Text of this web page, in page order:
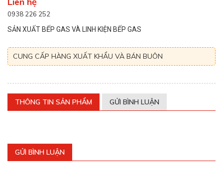
0938 226 252
SẢN XUẤT BẾP GAS VÀ LINH KIỆN BẾP GAS
CUNG CẤP HÀNG XUẤT KHẨU VÀ BÁN BUÔN
THÔNG TIN SẢN PHẨM GỬI BÌNH LUẬN
GỬI BÌNH LUẬN